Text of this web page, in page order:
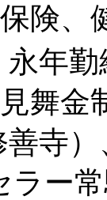
険、
年
舞金
寺
ラー